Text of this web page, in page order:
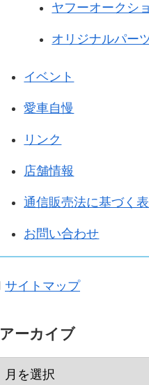
ヤフーオークシ
オリジナルパー
イベント
愛車自慢
リンク
店舗情報
通信販売法に基づく
お問い合わせ
サイトマップ
アーカイブ